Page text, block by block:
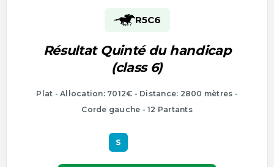
R5C6
Résultat Quinté du handicap
(class 6)
Plat - Allocation: 7012€ - Distance: 2800 mètres -
Corde gauche - 12 Partants
S